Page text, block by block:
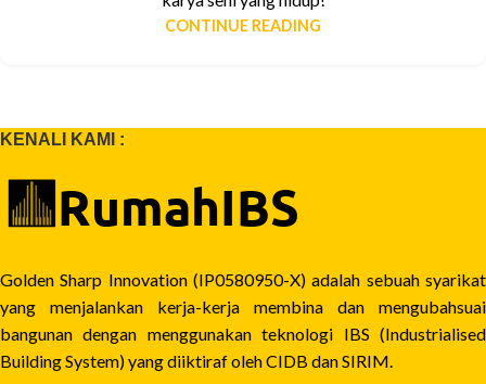
CONTINUE READING
KENALI KAMI :
Golden Sharp Innovation (IP0580950-X) adalah sebuah syarikat
yang menjalankan kerja-kerja membina dan mengubahsuai
bangunan dengan menggunakan teknologi IBS (Industrialised
Building System) yang diiktiraf oleh CIDB dan SIRIM.